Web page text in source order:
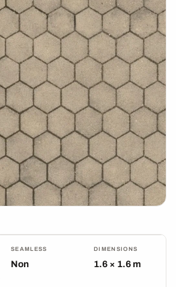
SEAMLESS
Non
DIMENSIONS
1.6 × 1.6 m